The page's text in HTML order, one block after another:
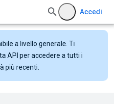
Accedi
a livello generale. Ti
API per accedere a tutti i
più recenti.